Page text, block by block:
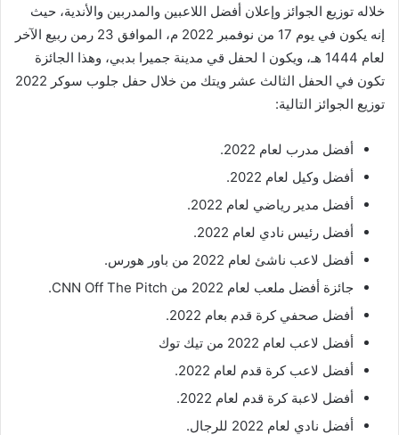
خلاله توزيع الجوائز وإعلان أفضل اللاعبين والمدربين والأندية، حيث
إنه يكون في يوم 17 من نوفمبر 2022 م، الموافق 23 رمن ربيع الآخر
لعام 1444 هـ، ويكون ا لحفل قي مدينة جميرا بدبي، وهذا الجائزة
تكون في الحفل الثالث عشر ويتك من خلال حفل جلوب سوكر 2022
توزيع الجوائز التالية:
أفضل مدرب لعام 2022.
أفضل وكيل لعام 2022.
أفضل مدير رياضي لعام 2022.
أفضل رئيس نادي لعام 2022.
أفضل لاعب ناشئ لعام 2022 من باور هورس.
جائزة أفضل ملعب لعام 2022 من CNN Off The Pitch.
أفضل صحفي كرة قدم بعام 2022.
أفضل لاعب لعام 2022 من تيك توك
أفضل لاعب كرة قدم لعام 2022.
أفضل لاعبة كرة قدم لعام 2022.
أفضل نادي لعام 2022 للرجال.